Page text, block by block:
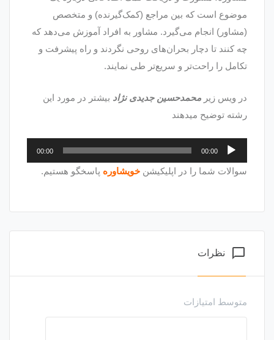
موضوع است که بین مراجع (کمک‌گیرنده) و متخصص
(مشاور) انجام می‌گیرد. مشاور‌ به‌ افراد آموزش‌ می‌دهد که‌
چه‌ کنند تا دچار بحران‌های‌ روحی‌ نگردند و راه‌ پیشرفت‌ و
تکامل‌ را راحت‌تر و سریع‌تر طی‌ نمایند.
در ویس زیر محمدحسین جدیدی نژاد بیشتر در مورد این
رشته توضیح میدهند
پخش‌کننده
صوت
00:00
00:00
سوالات شما را در اپلیکیشن خویشاوره پاسخگو هستیم.
chat_bubble_outline نظرات
متوسط امتیازات